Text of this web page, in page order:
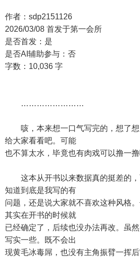
作者：sdp2151126
2026/03/08 首发于第一会所
是否首发：是
是否AI辅助参与：否
字数：10,036 字
……………………
咳，本来想一口气写完的，想了想
给大家看看吧。可能
也不算太水，毕竟也有肉戏可以撸一撸
这本从开书以来数据真的挺差的，
知道到底是我写的有
问题，还是说大家就不喜欢这种风格
其实在开书的时候就
已经确定了，后续也没办法再改。虽
写实一些。既不会出
现黄毛冰毒屌，也没有主角振臂一挥